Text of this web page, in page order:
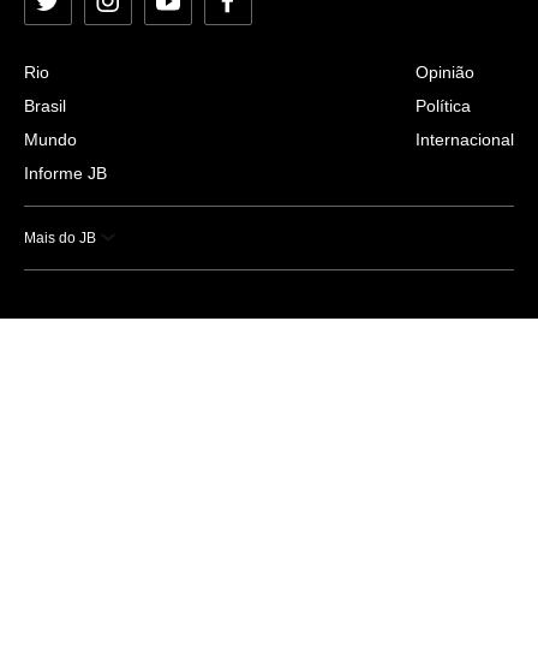
Twitter InstagramYouTubeFacebook
Rio
Brasil
Mundo
Informe JB
Opinião
Política
Internacional
Mais do JB
Esportes